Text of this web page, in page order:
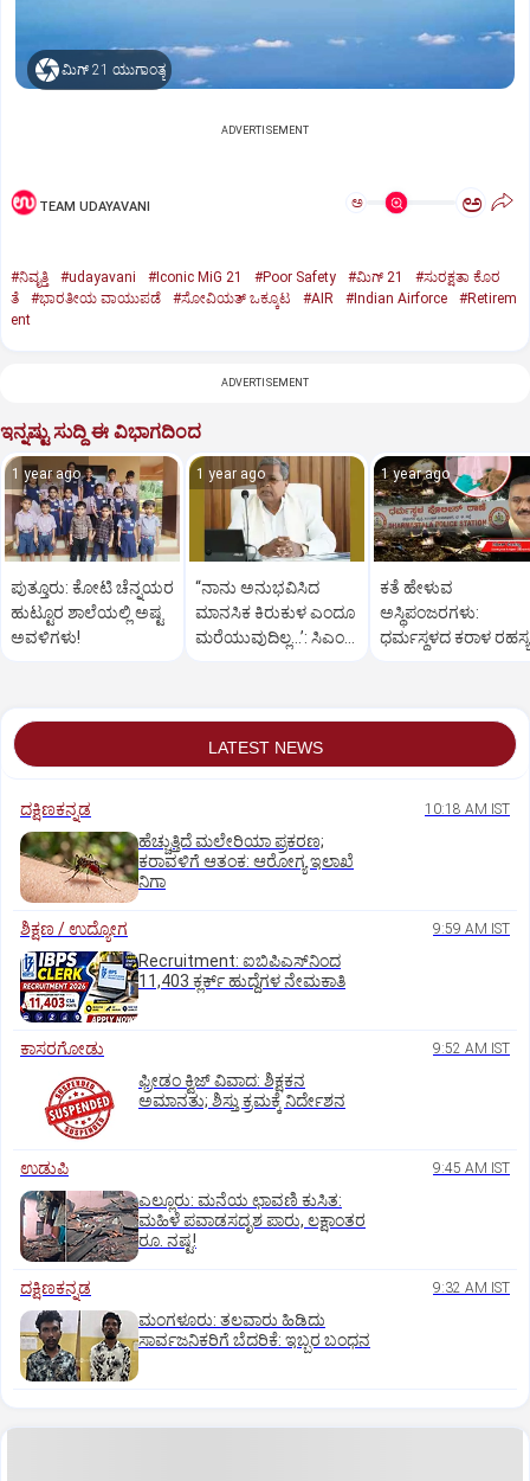
ಮಿಗ್‌ 21 ಯುಗಾಂತ್ಯ
ADVERTISEMENT
TEAM UDAYAVANI ಅ ಅ
#ನಿವೃತ್ತಿ #udayavani #Iconic MiG 21 #Poor Safety #ಮಿಗ್‌ 21
#ಸುರಕ್ಷತಾ ಕೊರ
ತೆ
#ಭಾರತೀಯ ವಾಯುಪಡೆ #ಸೋವಿಯತ್‌ ಒಕ್ಕೂಟ #AIR #Indian Airforce
#Retirem
ent
ADVERTISEMENT
ಇನ್ನಷ್ಟು ಸುದ್ದಿ ಈ ವಿಭಾಗದಿಂದ
1 year ago
ಪುತ್ತೂರು: ಕೋಟಿ ಚೆನ್ನಯರ
ಹುಟ್ಟೂರ ಶಾಲೆಯಲ್ಲಿ ಅಷ್ಟ
ಅವಳಿಗಳು!
1 year ago
“ನಾನು ಅನುಭವಿಸಿದ
ಮಾನಸಿಕ ಕಿರುಕುಳ ಎಂದೂ
ಮರೆಯುವುದಿಲ್ಲ…’: ಸಿಎಂ
1 year ago
ಕತೆ ಹೇಳುವ
ಅಸ್ಥಿಪಂಜರಗಳು:
ಧರ್ಮಸ್ಥಳದ‌ ಕರಾಳ ರಹಸ್ಯ
LATEST NEWS
ದಕ್ಷಿಣಕನ್ನಡ 10:18 AM IST
ಹೆಚ್ಚುತ್ತಿದೆ ಮಲೇರಿಯಾ ಪ್ರಕರಣ;
ಕರಾವಳಿಗೆ ಆತಂಕ: ಆರೋಗ್ಯ ಇಲಾಖೆ
ನಿಗಾ
ಶಿಕ್ಷಣ / ಉದ್ಯೋಗ 9:59 AM IST
Recruitment: ಐಬಿಪಿಎಸ್‌ನಿಂದ
11,403 ಕ್ಲರ್ಕ್‌ ಹುದ್ದೆಗಳ ನೇಮಕಾತಿ
ಕಾಸರಗೋಡು 9:52 AM IST
ಫ್ರೀಡಂ ಕ್ವಿಜ್‌ ವಿವಾದ: ಶಿಕ್ಷಕನ
ಅಮಾನತು; ಶಿಸ್ತು ಕ್ರಮಕ್ಕೆ ನಿರ್ದೇಶನ
ಉಡುಪಿ 9:45 AM IST
ಎಲ್ಲೂರು: ಮನೆಯ ಛಾವಣಿ ಕುಸಿತ:
ಮಹಿಳೆ ಪವಾಡಸದೃಶ ಪಾರು, ಲಕ್ಷಾಂತರ
ರೂ. ನಷ್ಟ!
ದಕ್ಷಿಣಕನ್ನಡ 9:32 AM IST
ಮಂಗಳೂರು: ತಲವಾರು ಹಿಡಿದು
ಸಾರ್ವಜನಿಕರಿಗೆ ಬೆದರಿಕೆ: ಇಬ್ಬರ ಬಂಧನ